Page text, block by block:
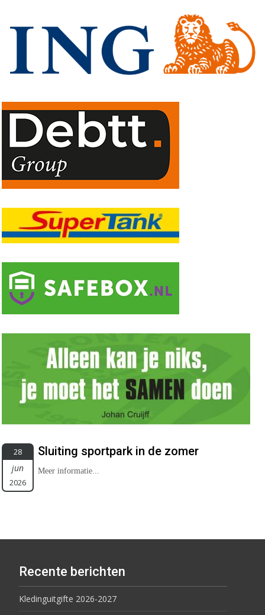
28
jun
2026
Sluiting sportpark in de zomer
Meer informatie...
Recente berichten
Kledinguitgifte 2026-2027